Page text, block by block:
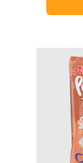
الحالي
هو:
73 EGP.